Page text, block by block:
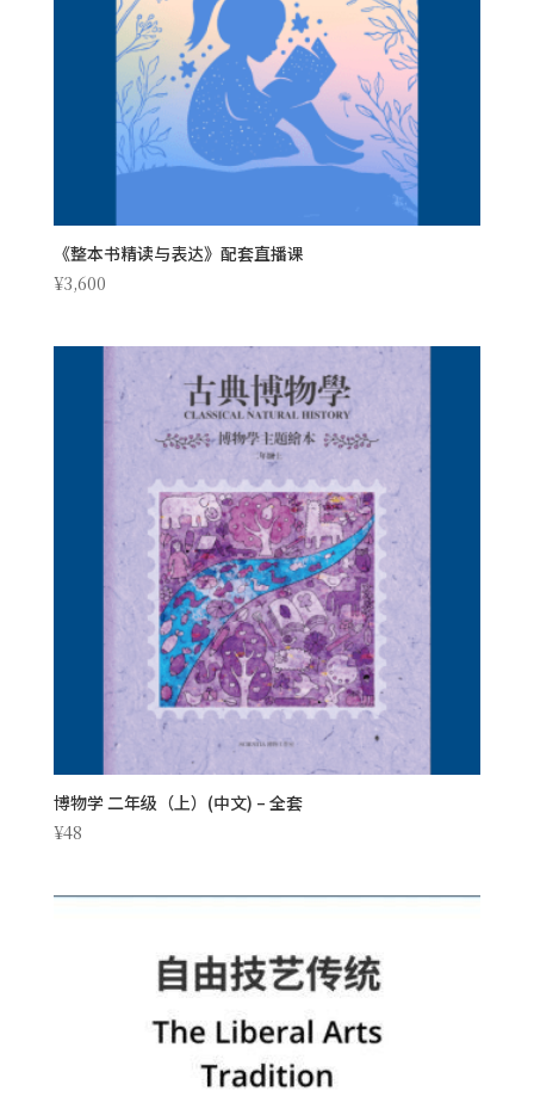
《整本书精读与表达》配套直播课
¥3,600
博物学 二年级（上）(中文) – 全套
¥48